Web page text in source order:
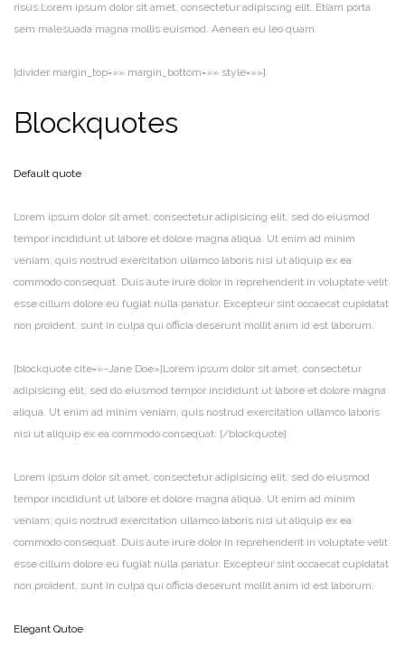
risus.Lorem ipsum dolor sit amet, consectetur adipiscing elit. Etiam porta
sem malesuada magna mollis euismod. Aenean eu leo quam.
[divider margin_top=»» margin_bottom=»» style=»»]
Blockquotes
Default quote
Lorem ipsum dolor sit amet, consectetur adipisicing elit, sed do eiusmod
tempor incididunt ut labore et dolore magna aliqua. Ut enim ad minim
veniam, quis nostrud exercitation ullamco laboris nisi ut aliquip ex ea
commodo consequat. Duis aute irure dolor in reprehenderit in voluptate velit
esse cillum dolore eu fugiat nulla pariatur. Excepteur sint occaecat cupidatat
non proident, sunt in culpa qui officia deserunt mollit anim id est laborum.
[blockquote cite=»–Jane Doe»]Lorem ipsum dolor sit amet, consectetur
adipisicing elit, sed do eiusmod tempor incididunt ut labore et dolore magna
aliqua. Ut enim ad minim veniam, quis nostrud exercitation ullamco laboris
nisi ut aliquip ex ea commodo consequat. [/blockquote]
Lorem ipsum dolor sit amet, consectetur adipisicing elit, sed do eiusmod
tempor incididunt ut labore et dolore magna aliqua. Ut enim ad minim
veniam, quis nostrud exercitation ullamco laboris nisi ut aliquip ex ea
commodo consequat. Duis aute irure dolor in reprehenderit in voluptate velit
esse cillum dolore eu fugiat nulla pariatur. Excepteur sint occaecat cupidatat
non proident, sunt in culpa qui officia deserunt mollit anim id est laborum.
Elegant Qutoe